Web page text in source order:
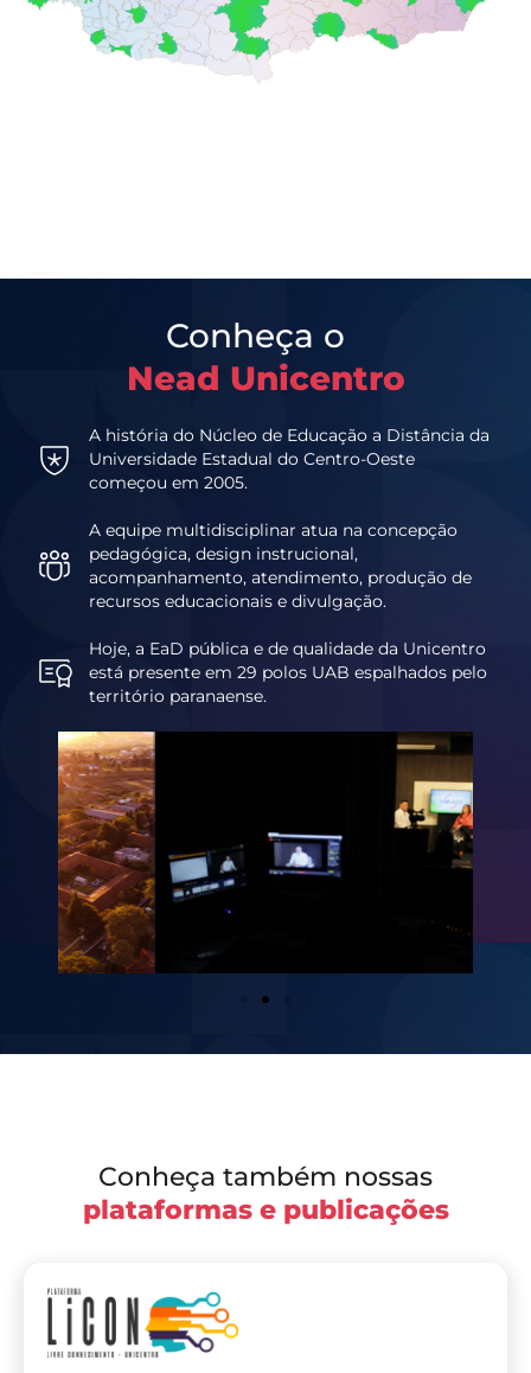
Conheça o
Nead Unicentro
A história do Núcleo de Educação a Distância da
Universidade Estadual do Centro-Oeste
começou em 2005.
A equipe multidisciplinar atua na concepção
pedagógica, design instrucional,
acompanhamento, atendimento, produção de
recursos educacionais e divulgação.
Hoje, a EaD pública e de qualidade da Unicentro
está presente em 29 polos UAB espalhados pelo
território paranaense.
Conheça também nossas
plataformas e publicações